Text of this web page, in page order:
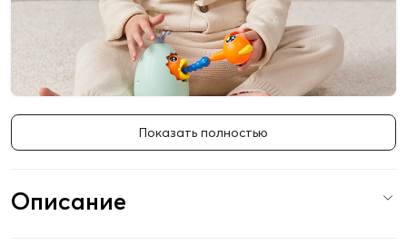
Показать полностью
Описание